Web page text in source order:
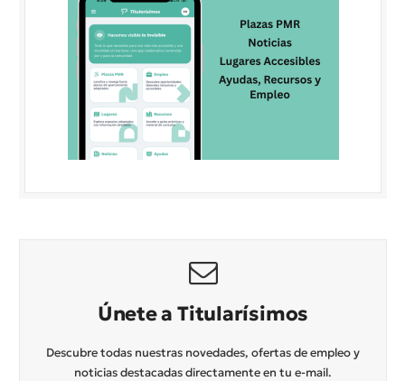
Únete a Titularísimos
Descubre todas nuestras novedades, ofertas de empleo y
noticias destacadas directamente en tu e-mail.